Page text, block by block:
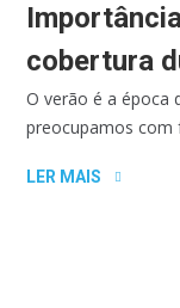
cobertura
O verão é a época
preocupamos com
LER MAIS